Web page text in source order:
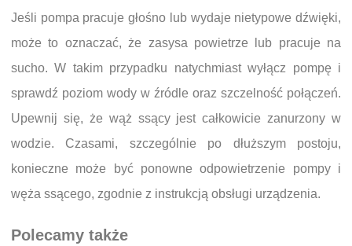
Jeśli pompa pracuje głośno lub wydaje nietypowe dźwięki,
może to oznaczać, że zasysa powietrze lub pracuje na
sucho. W takim przypadku natychmiast wyłącz pompę i
sprawdź poziom wody w źródle oraz szczelność połączeń.
Upewnij się, że wąż ssący jest całkowicie zanurzony w
wodzie. Czasami, szczególnie po dłuższym postoju,
konieczne może być ponowne odpowietrzenie pompy i
węża ssącego, zgodnie z instrukcją obsługi urządzenia.
Polecamy także